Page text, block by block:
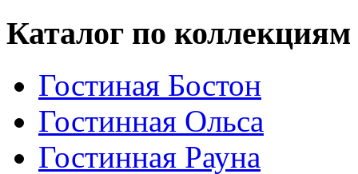
Каталог по коллекциям
Гостиная Бостон
Гостинная Ольса
Гостинная Рауна